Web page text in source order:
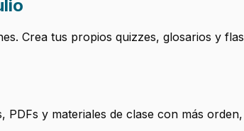
Crea tus propios quizzes, glosarios y
PDFs y materiales de clase con más